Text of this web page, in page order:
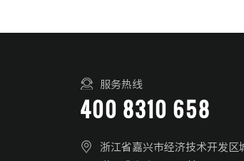
服务热线
400 8310 658
浙江省嘉兴市经济技术开发区